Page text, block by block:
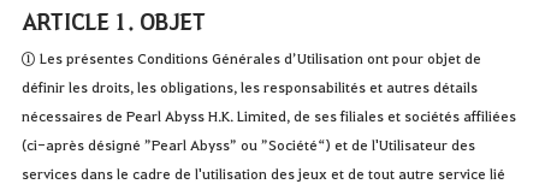
ARTICLE 1. OBJET
① Les présentes Conditions Générales d’Utilisation ont pour objet de
définir les droits, les obligations, les responsabilités et autres détails
nécessaires de Pearl Abyss H.K. Limited, de ses filiales et sociétés affiliées
(ci-après désigné ”Pearl Abyss” ou ”Société“) et de l'Utilisateur des
services dans le cadre de l'utilisation des jeux et de tout autre service lié